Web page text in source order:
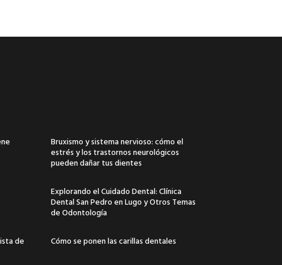
Bruxismo y sistema nervioso: cómo el
estrés y los trastornos neurológicos
pueden dañar tus dientes
Explorando el Cuidado Dental: Clínica
Dental San Pedro en Lugo y Otros Temas
de Odontología
de
Cómo se ponen las carillas dentales